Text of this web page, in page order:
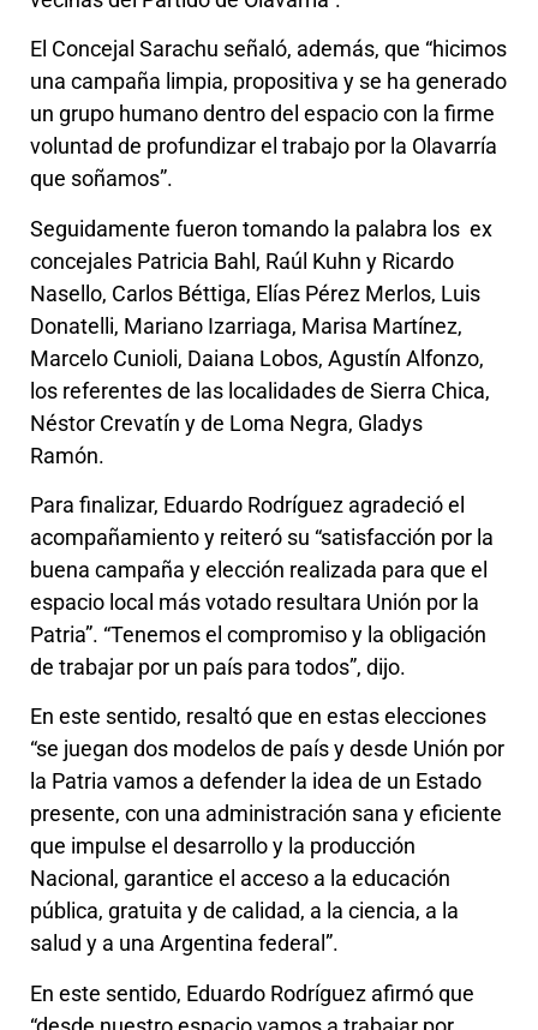
El Concejal Sarachu señaló, además, que “hicimos
una campaña limpia, propositiva y se ha generado
un grupo humano dentro del espacio con la firme
voluntad de profundizar el trabajo por la Olavarría
que soñamos”.
Seguidamente fueron tomando la palabra los ex
concejales Patricia Bahl, Raúl Kuhn y Ricardo
Nasello, Carlos Béttiga, Elías Pérez Merlos, Luis
Donatelli, Mariano Izarriaga, Marisa Martínez,
Marcelo Cunioli, Daiana Lobos, Agustín Alfonzo,
los referentes de las localidades de Sierra Chica,
Néstor Crevatín y de Loma Negra, Gladys
Ramón.
Para finalizar, Eduardo Rodríguez agradeció el
acompañamiento y reiteró su “satisfacción por la
buena campaña y elección realizada para que el
espacio local más votado resultara Unión por la
Patria”. “Tenemos el compromiso y la obligación
de trabajar por un país para todos”, dijo.
En este sentido, resaltó que en estas elecciones
“se juegan dos modelos de país y desde Unión por
la Patria vamos a defender la idea de un Estado
presente, con una administración sana y eficiente
que impulse el desarrollo y la producción
Nacional, garantice el acceso a la educación
pública, gratuita y de calidad, a la ciencia, a la
salud y a una Argentina federal”.
En este sentido, Eduardo Rodríguez afirmó que